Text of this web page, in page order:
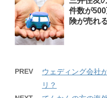
件数が
険が売れ
PREV
ウェディング会社
リ？